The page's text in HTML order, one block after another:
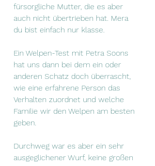
fürsorgliche Mutter, die es aber
auch nicht übertrieben hat. Mera
du bist einfach nur klasse.
Ein Welpen-Test mit Petra Soons
hat uns dann bei dem ein oder
anderen Schatz doch überrascht,
wie eine erfahrene Person das
Verhalten zuordnet und welche
Familie wir den Welpen am besten
geben.
Durchweg war es aber ein sehr
ausgeglichener Wurf, keine großen